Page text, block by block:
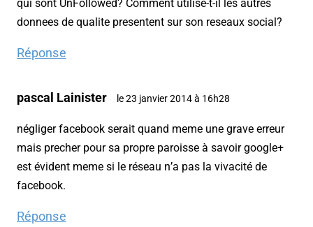
qui sont UnFollowed? Comment utilise-t-il les autres
donnees de qualite presentent sur son reseaux social?
Réponse
pascal Lainister le 23 janvier 2014 à 16h28
négliger facebook serait quand meme une grave erreur
mais precher pour sa propre paroisse à savoir google+
est évident meme si le réseau n’a pas la vivacité de
facebook.
Réponse